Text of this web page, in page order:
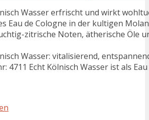
Wasser erfrischt und wirkt
Eau de Cologne in der kultigen
zitrische Noten, ätherische Öle
Wasser: vitalisierend,
4711 Echt Kölnisch Wasser ist als